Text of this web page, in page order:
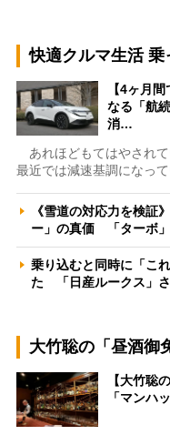
快適クルマ生活
【4ヶ月
なる「航
消…
あれほどもてはやされて
最近では減速基調になっ
《雪道の対応力を検証
ー」の真価 「ターボ
乗り込むと同時に「こ
た 「日産ルークス」
大竹聡の「昼酒御
【大竹聡
「マンハ